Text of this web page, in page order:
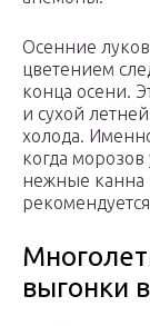
Осенние
цветением
конца осени.
и сухой
холода.
когда
нежные канна
выгонки